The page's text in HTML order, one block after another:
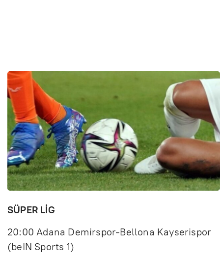
SÜPER LİG
20:00 Adana Demirspor-Bellona Kayserispor
(beIN Sports 1)